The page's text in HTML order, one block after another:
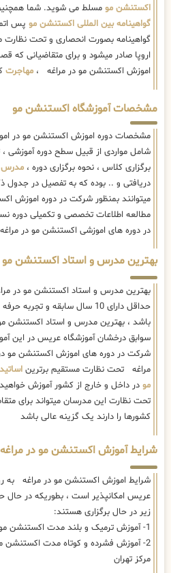
اکستنشن مو مسلط می شوید. شما
گواهینامه بین المللی اکستنشن مو پس
گواهینامه بصورت انحصاری و تحت
اروپا صادر میشود و برای متقاضیانی که
اموزش اکستنشن مو در مراغه ، مهاجرت
مشخصات آموزشگاه اکستنشن مو
مشخصات دوره اموزش اکستنشن مو در
شامل مواردی از قبیل سطح دوره آموزشی
برگزاری کلاس ، نحوه برگزاری دوره ، مدرس
دریافتی و .. بوده که به تفصیل در جدول
میتوانند بمنظور شرکت در دوره اموزش
مطالعه اطلاعات تخصصی و تکمیلی دوره
در دوره های اموزشی اکستنشن مو در
بهترین مدرس و استاد اکستنشن مو
بهترین مدرس و استاد اکستنشن مو در
حداقل دارای 10 سال سابقه و
باشد ، بهترین مدرس و استاد اکستنشن
سوابق درخشان آموزشگاه عریس در این
شرکت در دوره های اموزش اکستنشن مو
مراغه تحت نظارت مستقیم برترین
مو در داخل و خارج از کشور آموزش
تحت نظارت این مدرسان میتواند برای
کشورها را دارند یک گزینه عالی باشد
شرایط آموزش اکستنشن مو در مراغه
شرایط اموزش اکستنشن مو در مراغه به
عریس امکانپذیر است ، بطوریکه در حال
زیر در حال برگزاری هستند:
1- آموزش ترمیک و بلند مدت اکستنشن مو در مراغه
2- آموزش فشرده و کوتاه مدت اکستنشن
مرکز تهران